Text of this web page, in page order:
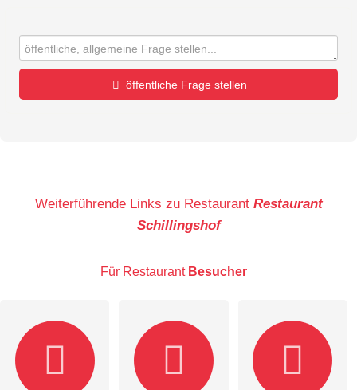
öffentliche Frage stellen
Weiterführende Links zu Restaurant Restaurant
Schillingshof
Für Restaurant Besucher